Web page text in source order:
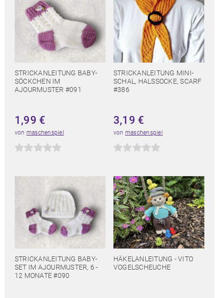
STRICKANLEITUNG BABY-
SÖCKCHEN IM
AJOURMUSTER #091
1,99 €
von maschenspiel
STRICKANLEITUNG MINI-
SCHAL, HALSSOCKE, SCARF
#386
3,19 €
von maschenspiel
STRICKANLEITUNG BABY-
SET IM AJOURMUSTER, 6 -
12 MONATE #090
HÄKELANLEITUNG - VITO
VOGELSCHEUCHE